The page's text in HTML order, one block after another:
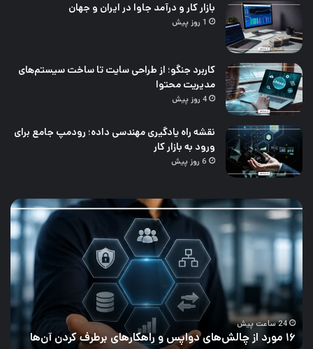
بازار کار و درآمد جاوا در ایران و جهان
1 روز پیش
کاربرد جنگو؛ از طراحی سایت تا ساخت سیستم‌های
مدیریت محتوا
4 روز پیش
نقشه راه یادگیری مهندسی داده؛ رودمپ جامع برای
ورود به بازار کار
6 روز پیش
بازار
کار
و
درآمد
جاوا
در
ایران
و
جهان
بازار